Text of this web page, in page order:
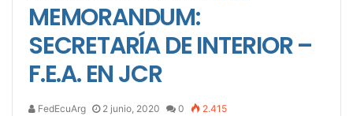
MEMORANDUM:
SECRETARÍA DE INTERIOR –
F.E.A. EN JCR
FedEcuArg 2 junio, 2020 0 2.415